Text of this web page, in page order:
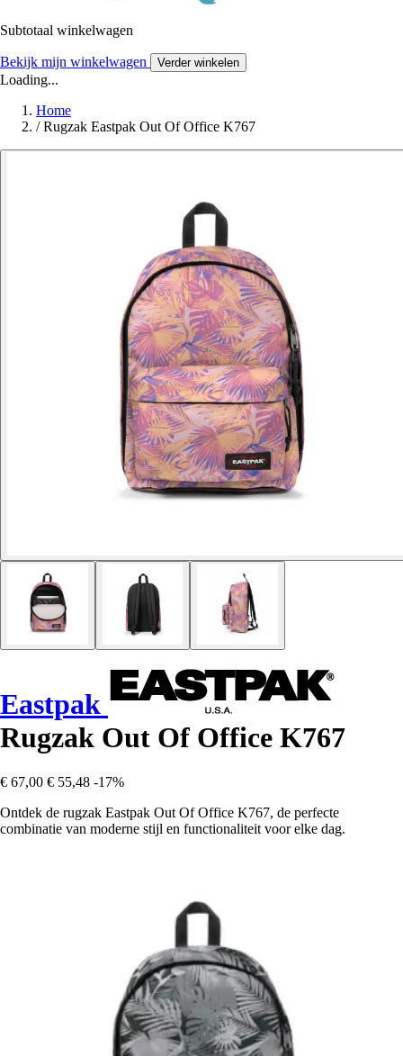
Subtotaal winkelwagen
Bekijk mijn winkelwagen Verder winkelen
Loading...
Home
/ Rugzak Eastpak Out Of Office K767
Eastpak
Rugzak Out Of Office K767
€ 67,00 € 55,48 -17%
Ontdek de rugzak Eastpak Out Of Office K767, de perfecte
combinatie van moderne stijl en functionaliteit voor elke dag.